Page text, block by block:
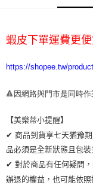
每筆NT$65，滿
7-11取貨付款
每筆NT$65，滿
宅配
蝦皮下單運費更
https://shopee.tw/
🔺因網路與門市是同時
【美樂蒂小提醒】
✔ 商品到貨享七天猶豫
品必須是全新狀態且包
✔ 對於商品有任何疑問
辦退的權益，也可能依